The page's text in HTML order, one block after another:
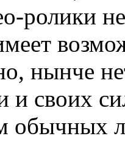
ролики
нынче
и своих
обычных